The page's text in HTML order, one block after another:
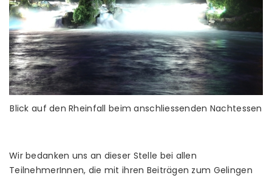
Blick auf den Rheinfall beim anschliessenden Nachtessen
Wir bedanken uns an dieser Stelle bei allen
TeilnehmerInnen, die mit ihren Beiträgen zum Gelingen